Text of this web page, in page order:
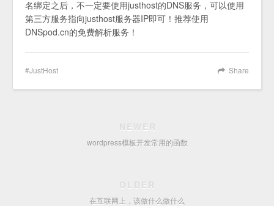
名绑定之后，不一定要使用justhost的DNS服务，可以使用
第三方服务指向justhost服务器IP即可！推荐使用
DNSpod.cn的免费解析服务！
Share
JustHost
NEWER
wordpress模板开发常用的函数
OLDER
在互联网上，该做什么做什么